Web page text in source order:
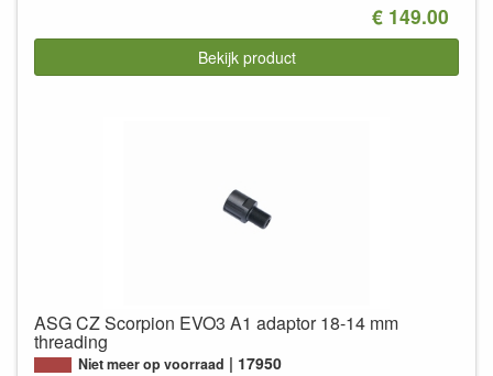
€ 149.00
Bekijk product
ASG CZ Scorpion EVO3 A1 adaptor 18-14 mm
threading
Niet meer op voorraad 17950